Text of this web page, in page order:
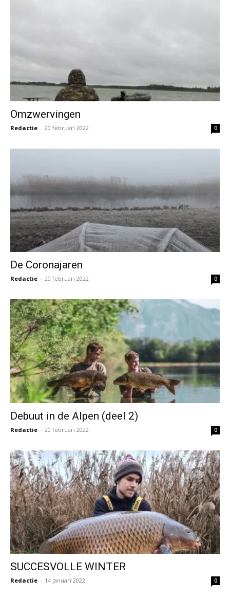
Omzwervingen
Redactie - 20 februari 2022 0
De Coronajaren
Redactie - 20 februari 2022 0
Debuut in de Alpen (deel 2)
Redactie - 20 februari 2022 0
SUCCESVOLLE WINTER
Redactie - 14 januari 2022 0